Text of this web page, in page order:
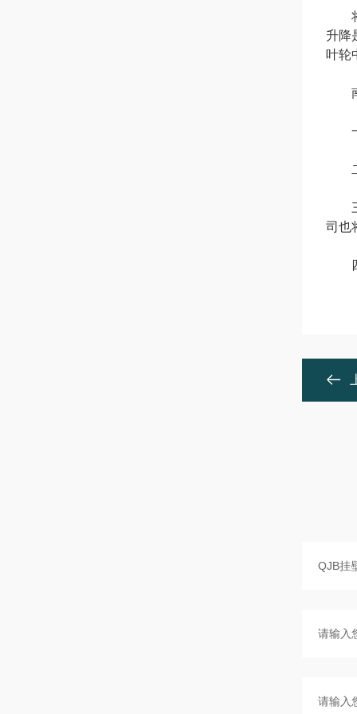
将
升降
叶轮
南
一.
二.
三.
司也
四.